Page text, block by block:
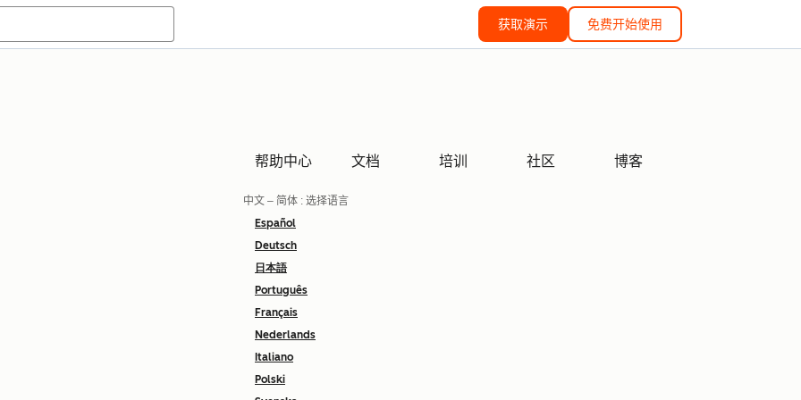
获取演示 免费开始使用
帮助中心 文档 培训 社区 博客
中文 – 简体 : 选择语言
Español
Deutsch
日本語
Português
Français
Nederlands
Italiano
Polski